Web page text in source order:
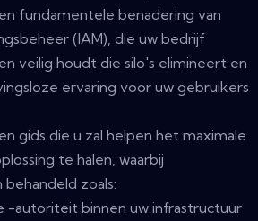
fundamentele benadering van
(IAM), die uw bedrijf
veilig houdt die silo's elimineert en
ervaring voor uw gebruikers
gids die u zal helpen het maximale
te halen, waarbij
zoals:
-autoriteit binnen uw infrastructuur